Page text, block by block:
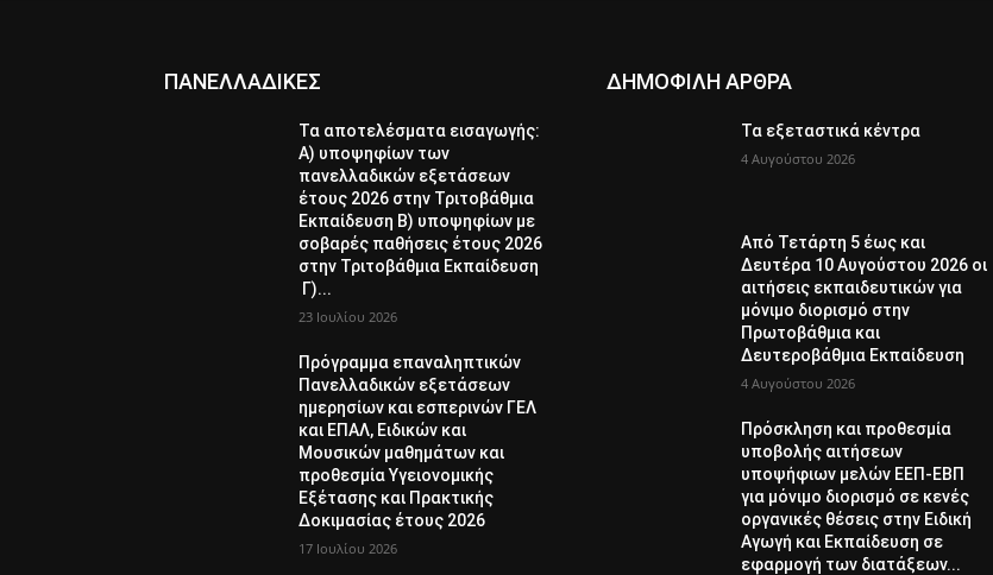
ΠΑΝΕΛΛΑΔΙΚΕΣ
Τα αποτελέσματα εισαγωγής:
Α) υποψηφίων των
πανελλαδικών εξετάσεων
έτους 2026 στην Τριτοβάθμια
Εκπαίδευση Β) υποψηφίων με
σοβαρές παθήσεις έτους 2026
στην Τριτοβάθμια Εκπαίδευση
Γ)...
23 Ιουλίου 2026
Πρόγραμμα επαναληπτικών
Πανελλαδικών εξετάσεων
ημερησίων και εσπερινών ΓΕΛ
και ΕΠΑΛ, Ειδικών και
Μουσικών μαθημάτων και
προθεσμία Υγειονομικής
Εξέτασης και Πρακτικής
Δοκιμασίας έτους 2026
17 Ιουλίου 2026
ΔΗΜΟΦΙΛΗ ΑΡΘΡΑ
Τα εξεταστικά κέντρα
4 Αυγούστου 2026
Από Τετάρτη 5 έως και
Δευτέρα 10 Αυγούστου 2026 οι
αιτήσεις εκπαιδευτικών για
μόνιμο διορισμό στην
Πρωτοβάθμια και
Δευτεροβάθμια Εκπαίδευση
4 Αυγούστου 2026
Πρόσκληση και προθεσμία
υποβολής αιτήσεων
υποψήφιων μελών ΕΕΠ-ΕΒΠ
για μόνιμο διορισμό σε κενές
οργανικές θέσεις στην Ειδική
Αγωγή και Εκπαίδευση σε
εφαρμογή των διατάξεων...